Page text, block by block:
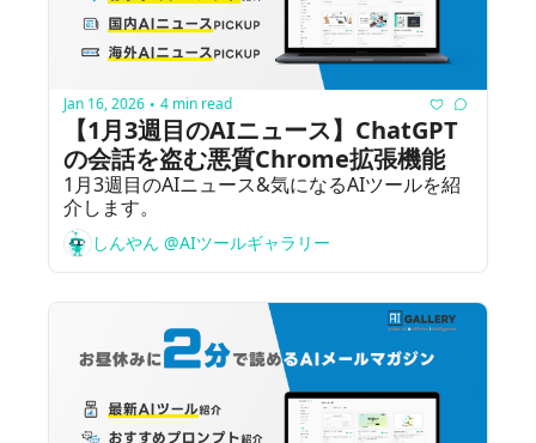
Jan 16, 2026 • 4 min read
【1月3週目のAIニュース】ChatGPT
の会話を盗む悪質Chrome拡張機能
1月3週目のAIニュース&気になるAIツールを紹
介します。
しんやん @AIツールギャラリー